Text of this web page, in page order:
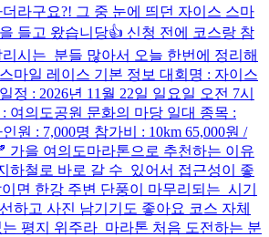
라구요?! 그 중 눈에 띄던 자이스 스마
들고 왔습니당👍 신청 전에 코스랑 참
시는 분들 많아서 오늘 한번에 정리해
마일 레이스 기본 정보 대회명 : 자이스
정 : 2026년 11월 22일 일요일 오전 7시
여의도공원 문화의 마당 일대 종목 :
원 : 7,000명 참가비 : 10km 65,000원 /
가을 여의도마라톤으로 추천하는 이유
하철로 바로 갈 수 있어서 접근성이 좋
면 한강 주변 단풍이 마무리되는 시기
하고 사진 남기기도 좋아요 코스 자체
평지 위주라 마라톤 처음 도전하는 분